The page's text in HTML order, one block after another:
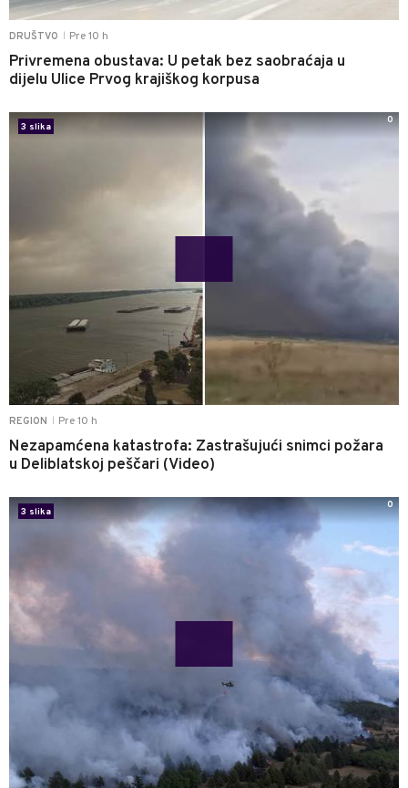
DRUŠTVO Pre 10 h
Privremena obustava: U petak bez saobraćaja u
dijelu Ulice Prvog krajiškog korpusa
REGION Pre 10 h
Nezapamćena katastrofa: Zastrašujući snimci požara
u Deliblatskoj peščari (Video)
3 slika
0
3 slika
0